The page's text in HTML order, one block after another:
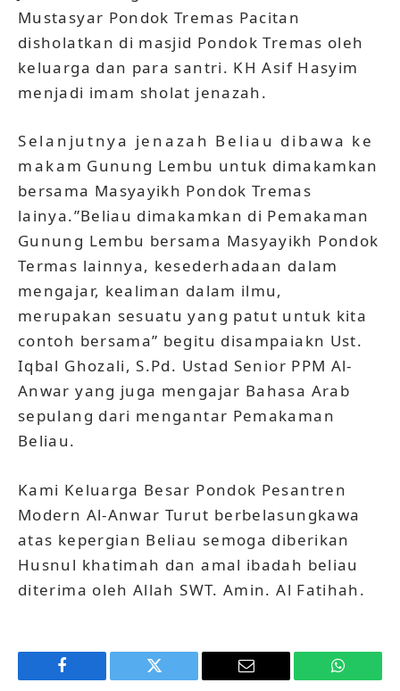
Mustasyar Pondok Tremas Pacitan
disholatkan di masjid Pondok Tremas oleh
keluarga dan para santri. KH Asif Hasyim
menjadi imam sholat jenazah.
Selanjutnya jenazah Beliau dibawa ke
makam Gunung Lembu untuk dimakamkan
bersama Masyayikh Pondok Tremas
lainya.”Beliau dimakamkan di Pemakaman
Gunung Lembu bersama Masyayikh Pondok
Termas lainnya, kesederhadaan dalam
mengajar, kealiman dalam ilmu,
merupakan sesuatu yang patut untuk kita
contoh bersama” begitu disampaiakn Ust.
Iqbal Ghozali, S.Pd. Ustad Senior PPM Al-
Anwar yang juga mengajar Bahasa Arab
sepulang dari mengantar Pemakaman
Beliau.
Kami Keluarga Besar Pondok Pesantren
Modern Al-Anwar Turut berbelasungkawa
atas kepergian Beliau semoga diberikan
Husnul khatimah dan amal ibadah beliau
diterima oleh Allah SWT. Amin. Al Fatihah.
Facebook Twitter Email